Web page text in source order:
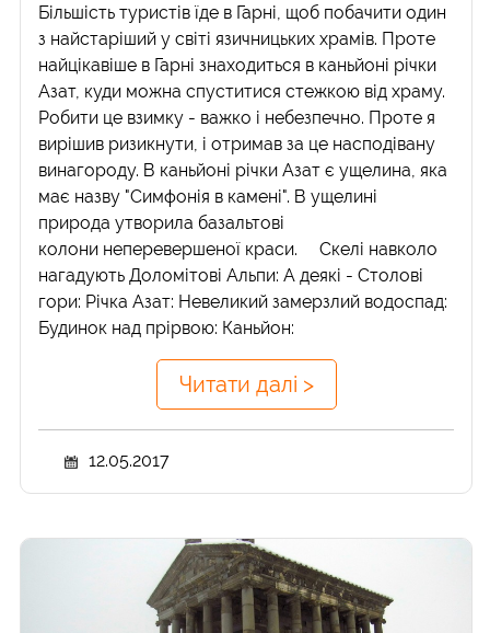
Більшість туристів їде в Гарні, щоб побачити один
з найстаріший у світі язичницьких храмів. Проте
найцікавіше в Гарні знаходиться в каньйоні річки
Азат, куди можна спуститися стежкою від храму.
Робити це взимку - важко і небезпечно. Проте я
вирішив ризикнути, і отримав за це насподівану
винагороду. В каньйоні річки Азат є ущелина, яка
має назву "Симфонія в камені". В ущелині
природа утворила базальтові
колони неперевершеної краси. Скелі навколо
нагадують Доломітові Альпи: А деякі - Столові
гори: Річка Азат: Невеликий замерзлий водоспад:
Будинок над прірвою: Каньйон:
Читати далі >
12.05.2017